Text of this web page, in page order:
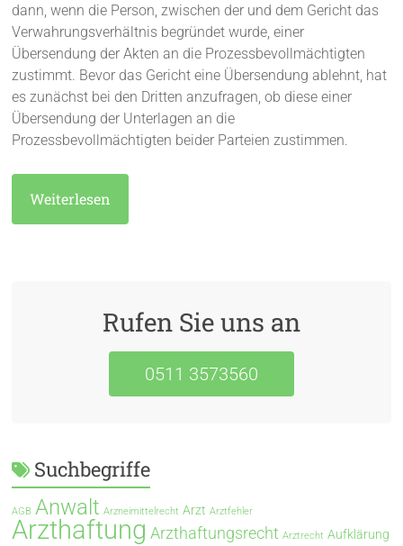
dann, wenn die Person, zwischen der und dem Gericht das
Verwahrungsverhältnis begründet wurde, einer
Übersendung der Akten an die Prozessbevollmächtigten
zustimmt. Bevor das Gericht eine Übersendung ablehnt, hat
es zunächst bei den Dritten anzufragen, ob diese einer
Übersendung der Unterlagen an die
Prozessbevollmächtigten beider Parteien zustimmen.
Weiterlesen
Rufen Sie uns an
0511 3573560
Suchbegriffe
AGB Anwalt Arzneimittelrecht Arzt Arztfehler
Arzthaftung Arzthaftungsrecht Arztrecht Aufklärung